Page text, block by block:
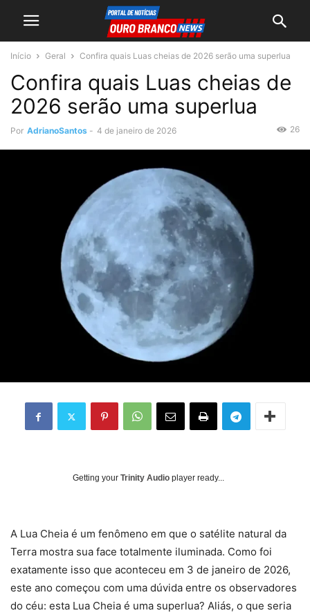
Início Geral Confira quais Luas cheias de 2026 serão uma superlua
Confira quais Luas cheias de
2026 serão uma superlua
Por AdrianoSantos - 4 de janeiro de 2026 26
Getting your Trinity Audio player ready...
A Lua Cheia é um fenômeno em que o satélite natural da
Terra mostra sua face totalmente iluminada. Como foi
exatamente isso que aconteceu em 3 de janeiro de 2026,
este ano começou com uma dúvida entre os observadores
do céu: esta Lua Cheia é uma superlua? Aliás, o que seria